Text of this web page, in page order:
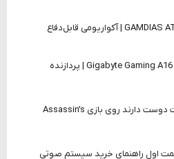
بنچیمو: بررسی لپ‌تاپ Gigabyte Gaming A16 | پردازنده
همه کارکنان یوبیسافت دوست دارند روی بازی Assassin’s
اول راهنمای خرید سیستم صوتی